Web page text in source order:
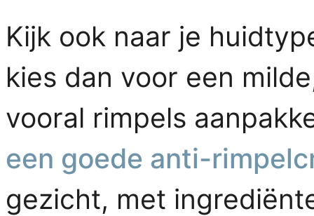
Kijk ook naar je
kies dan voor een
vooral rimpels
een goede anti-
gezicht, met